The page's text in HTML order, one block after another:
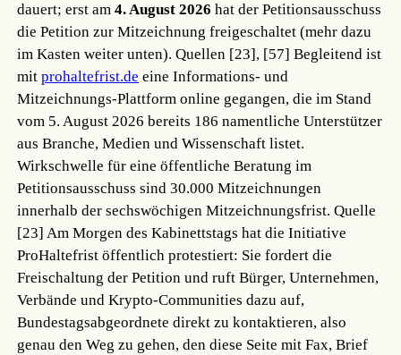
dauert; erst am4. August 2026 hat der Petitionsausschuss
die Petition zur Mitzeichnung freigeschaltet (mehr dazu
im Kasten weiter unten).Quellen [23], [57] Begleitend ist
mitprohaltefrist.de eine Informations- und
Mitzeichnungs-Plattform online gegangen, die im Stand
vom 5. August 2026 bereits 186 namentliche Unterstützer
aus Branche, Medien und Wissenschaft listet.
Wirkschwelle für eine öffentliche Beratung im
Petitionsausschuss sind 30.000 Mitzeichnungen
innerhalb der sechswöchigen Mitzeichnungsfrist.Quelle
[23] Am Morgen des Kabinettstags hat die Initiative
ProHaltefrist öffentlich protestiert: Sie fordert die
Freischaltung der Petition und ruft Bürger, Unternehmen,
Verbände und Krypto-Communities dazu auf,
Bundestagsabgeordnete direkt zu kontaktieren, also
genau den Weg zu gehen, den diese Seite mit Fax, Brief